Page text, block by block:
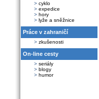
> cyklo
> expedice
> hory
> lyže a sněžnice
Práce v zahraničí
> zkušenosti
On-line cesty
> seriály
> blogy
> humor